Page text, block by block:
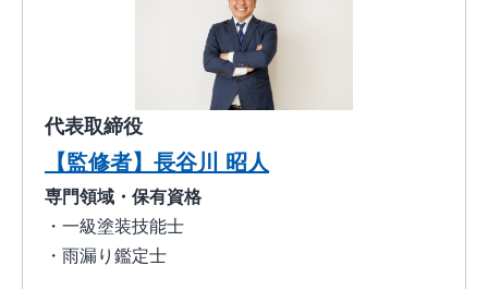
代表取締役
【監修者】長谷川 昭人
専門領域・保有資格
・一級塗装技能士
・雨漏り鑑定士